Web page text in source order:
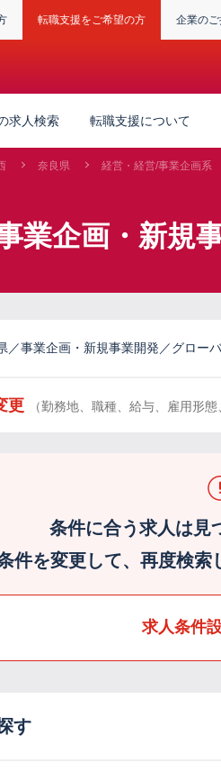
転職支援をご希望の方 企業の
求人検索 転職支援について
奈良県 経営・経営/事業企画系
業企画・新規
／事業企画・新規事業開発／グロー
更 （勤務地、職種、給与、雇用形
条件に合う求人は見
件を変更して、再度検索
求人条件
す